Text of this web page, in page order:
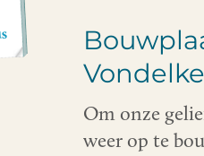
Om onze
weer op te